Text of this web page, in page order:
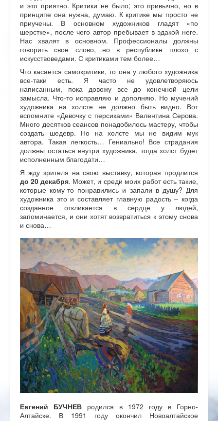
и это приятно. Критики не было; это привычно, но в
принципе она нужна, думаю. К критике мы просто не
приучены. В основном художников гладят «по
шерстке», после чего автор пребывает в эдакой неге.
Нас хвалят в основном. Профессионалы должны
говорить свое слово, но в республике плохо с
искусствоведами. С критиками тем более…
Что касается самокритики, то она у любого художника
все-таки есть. Я часто не удовлетворяюсь
написанным, пока довожу все до конечной цели
замысла. Что-то исправляю и дополняю. Но мучений
художника на холсте не должно быть видно. Вот
вспомните «Девочку с персиками» Валентина Серова.
Много десятков сеансов понадобилось мастеру, чтобы
создать шедевр. Но на холсте мы не видим мук
автора. Такая легкость… Гениально! Все страдания
должны остаться внутри художника, тогда холст будет
исполненным благодати…
Я жду зрителя на свою выставку, которая продлится
до 20 декабря. Может, и среди моих работ есть такие,
которые кому-то понравились и запали в душу? Для
художника это и составляет главную радость – когда
созданное откликается в сердце у людей,
запоминается, и они хотят возвратиться к этому снова
и снова…
Евгений БУЧНЕВ родился в 1972 году в Горно-
Алтайске. В 1991 году окончил Новоалтайское